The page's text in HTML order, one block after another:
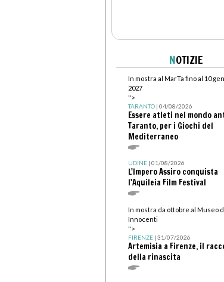
NOTIZIE
In mostra al MarTa fino al 10
2027
">
TARANTO| 04/08/2026
Essere atleti nel mondo
Taranto, per i Giochi del
Mediterraneo
UDINE| 01/08/2026
L'Impero Assiro conquista
l'Aquileia Film Festival
In mostra da ottobre al Museo
Innocenti
">
FIRENZE| 31/07/2026
Artemisia a Firenze, il
della rinascita